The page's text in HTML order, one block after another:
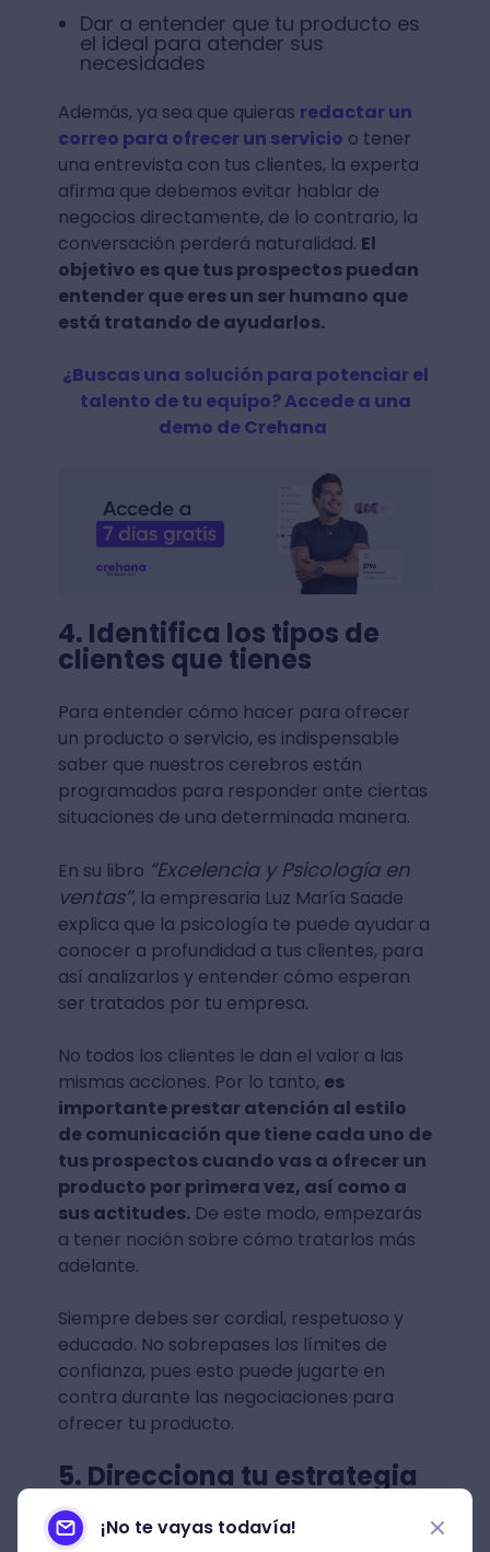
Dar a entender que tu producto es
el ideal para atender sus
necesidades
Además, ya sea que quieras redactar un
correo para ofrecer un servicio o tener
una entrevista con tus clientes, la experta
afirma que debemos evitar hablar de
negocios directamente, de lo contrario, la
conversación perderá naturalidad. El
objetivo es que tus prospectos puedan
entender que eres un ser humano que
está tratando de ayudarlos.
¿Buscas una solución para potenciar el
talento de tu equipo? Accede a una
demo de Crehana
4. Identifica los tipos de
clientes que tienes
Para entender cómo hacer para ofrecer
un producto o servicio, es indispensable
saber que nuestros cerebros están
programados para responder ante ciertas
situaciones de una determinada manera.
En su libro “Excelencia y Psicología en
ventas”, la empresaria Luz María Saade
explica que la psicología te puede ayudar a
conocer a profundidad a tus clientes, para
así analizarlos y entender cómo esperan
ser tratados por tu empresa.
No todos los clientes le dan el valor a las
mismas acciones. Por lo tanto, es
importante prestar atención al estilo
de comunicación que tiene cada uno de
tus prospectos cuando vas a ofrecer un
producto por primera vez, así como a
sus actitudes.De este modo, empezarás
a tener noción sobre cómo tratarlos más
adelante.
Siempre debes ser cordial, respetuoso y
educado. No sobrepases los límites de
confianza, pues esto puede jugarte en
contra durante las negociaciones para
ofrecer tu producto.
5. Direcciona tu estrategia
a las emociones
¡No te vayas todavía!